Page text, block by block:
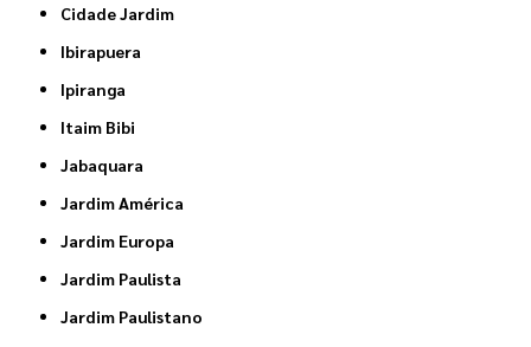
Cidade Jardim
Ibirapuera
Ipiranga
Itaim Bibi
Jabaquara
Jardim América
Jardim Europa
Jardim Paulista
Jardim Paulistano